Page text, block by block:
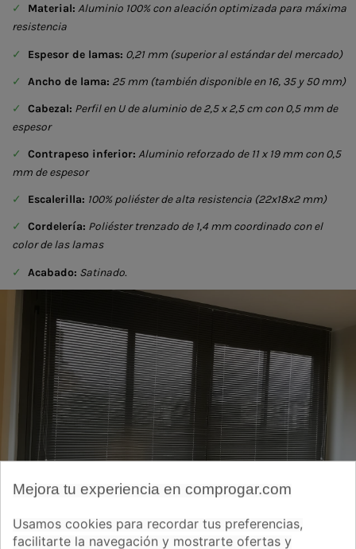
✓ Material: Aluminio 100% con aleación optimizada para máxima
resistencia
✓ Espesor de lamas: 0,21 mm (superior al estándar del mercado)
✓ Ancho de lama: 25 mm (también disponible en 16, 35 y 50 mm)
✓ Cabezal: Perfil en U de aluminio de 2,5 x 2,5 cm con 0,5 mm de
espesor
✓ Contrapeso inferior: Aluminio reforzado de 11 x 19 mm con 0,5
mm de espesor
✓ Escalerilla: 100% poliéster de alta resistencia (22x18x2 mm)
✓ Cordelería: Poliéster trenzado de 1,4 mm coordinado con el
color de las lamas
✓ Acabado: Satinado.
Mejora tu experiencia en comprogar.com
Usamos cookies para recordar tus preferencias,
facilitarte la navegación y mostrarte ofertas y